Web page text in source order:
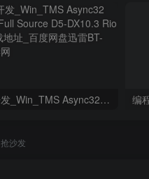
编程开发_Win_TMS Async32 1.9.1.1 Full Source D5-DX10.3 Rio资源下载地址_百度网盘迅雷BT
抢沙发